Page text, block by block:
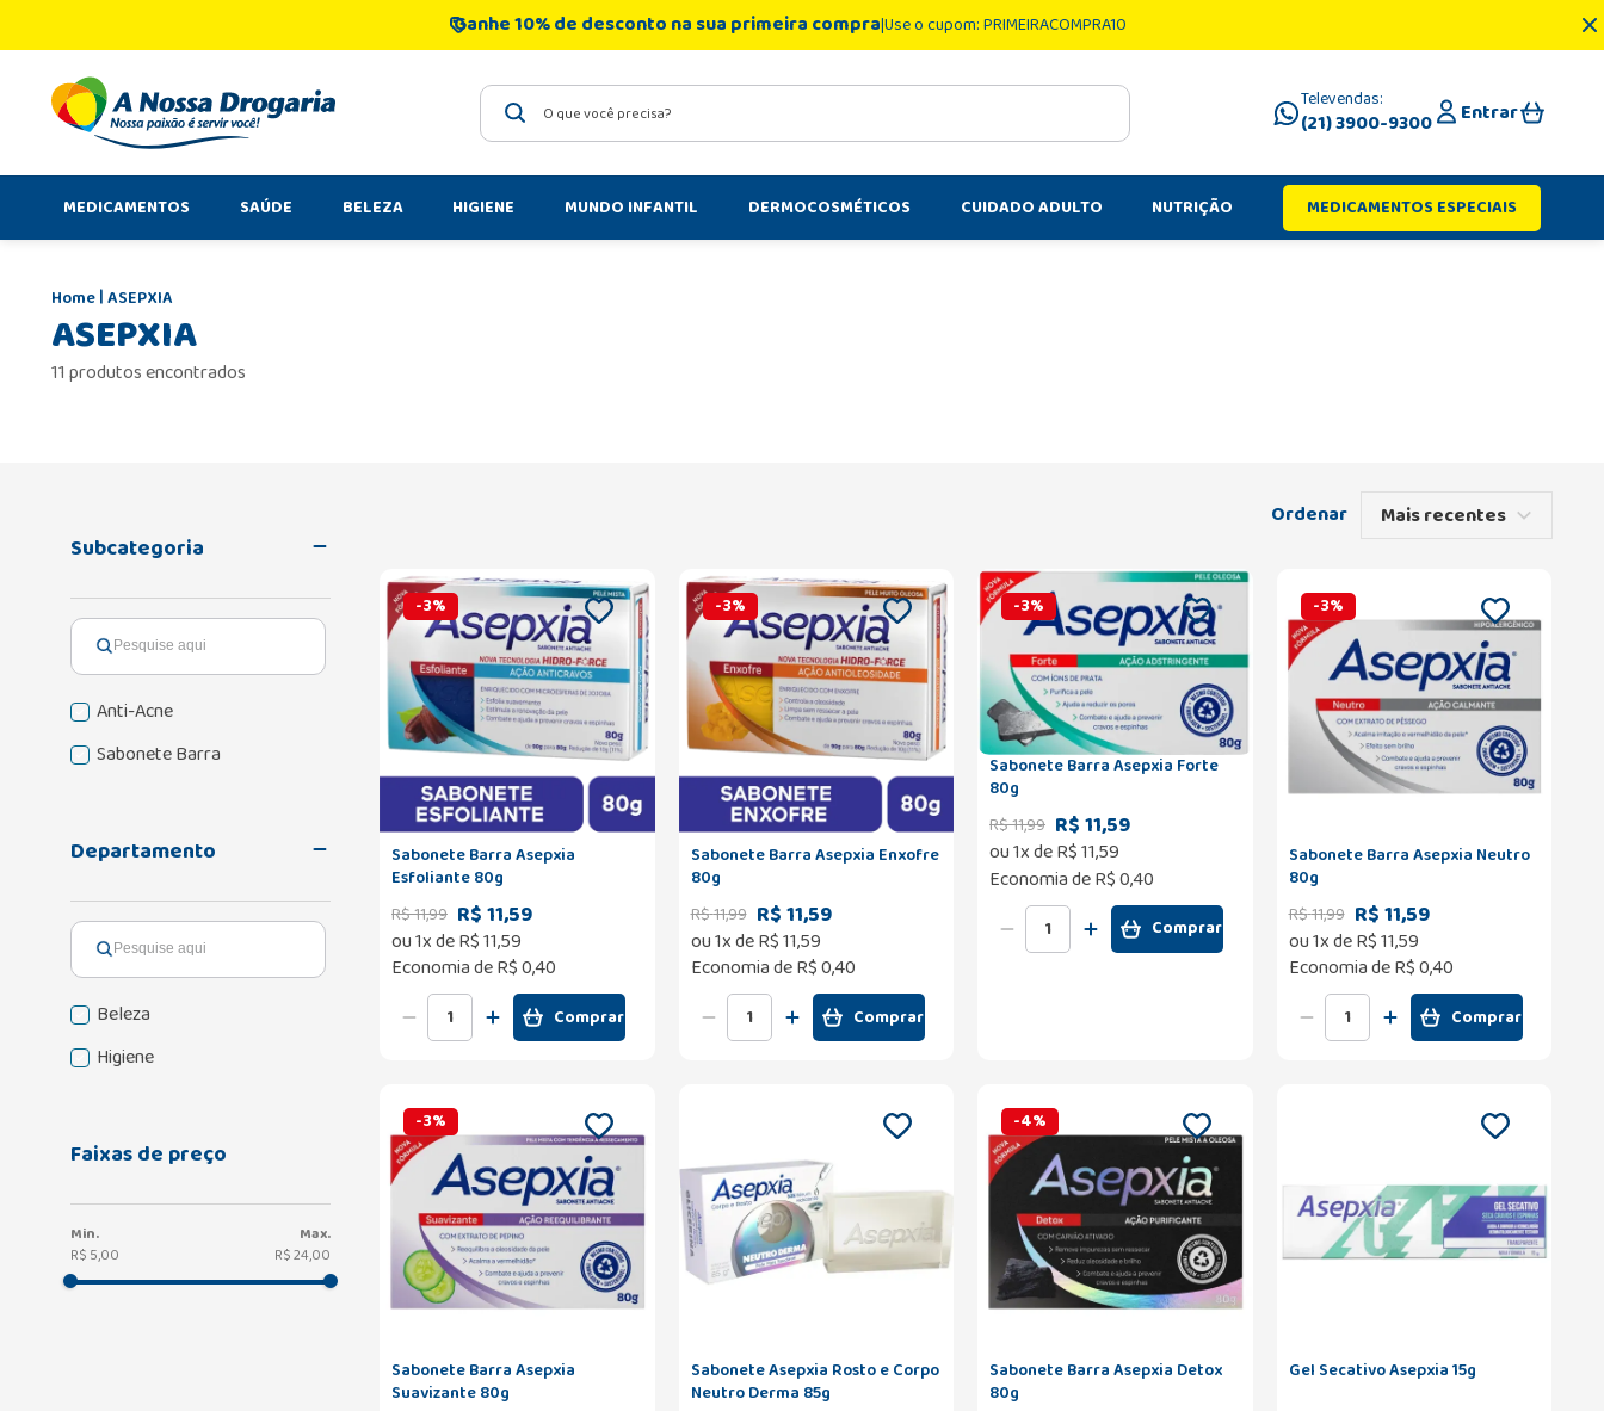
Ganhe 10% de desconto na sua primeira compraUse o cupom: PRIMEIRACOMPRA10
O que você precisa? Televendas:
(21) 3900-9300 Entrar
MEDICAMENTOS SAÚDE BELEZA HIGIENE MUNDO INFANTIL DERMOCOSMÉTICOS CUIDADO ADULTO NUTRIÇÃO MEDICAMENTOS ESPECIAIS
ASEPXIA
ASEPXIA
11 produtos encontrados
Subcategoria
Anti-Acne
Sabonete Barra
Departamento
Beleza
Higiene
Faixas de preço
R$ 5,00 R$ 24,00
Mais recentes
-3%
Sabonete Barra Asepxia
Esfoliante 80g
R$11,99 R$ 11,59
ou1x deR$11,59
Economia deR$ 0,40
Comprar
-3%
Sabonete Barra Asepxia Enxofre
80g
R$11,99 R$ 11,59
ou1x deR$11,59
Economia deR$ 0,40
Comprar
-3%
Sabonete Barra Asepxia Forte
80g
R$11,99 R$ 11,59
ou1x deR$11,59
Economia deR$ 0,40
Comprar
-3%
Sabonete Barra Asepxia Neutro
80g
R$11,99 R$ 11,59
ou1x deR$11,59
Economia deR$ 0,40
Comprar
-3%
Sabonete Barra Asepxia
Suavizante 80g
Sabonete Asepxia Rosto e Corpo
Neutro Derma 85g
-4%
Sabonete Barra Asepxia Detox
80g
Gel Secativo Asepxia 15g